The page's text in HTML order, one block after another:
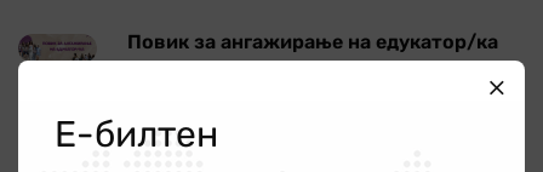
Повик за ангажирање на едукатор/ка
Е-билтен